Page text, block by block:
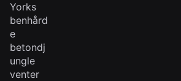
Yorks
benhård
e
betondj
ungle
venter